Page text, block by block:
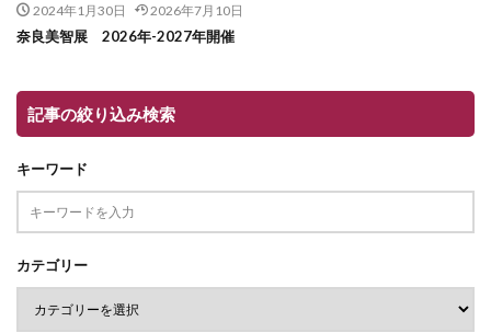
2024年1月30日 2026年7月10日
奈良美智展 2026年-2027年開催
記事の絞り込み検索
キーワード
カテゴリー